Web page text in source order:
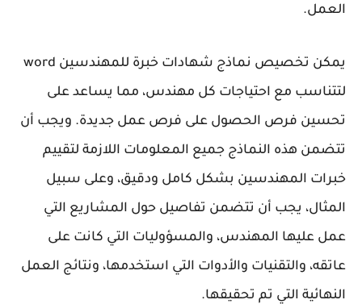
العمل.
يمكن تخصيص نماذج شهادات خبرة للمهندسين word
لتتناسب مع احتياجات كل مهندس، مما يساعد على
تحسين فرص الحصول على فرص عمل جديدة. ويجب أن
تتضمن هذه النماذج جميع المعلومات اللازمة لتقييم
خبرات المهندسين بشكل كامل ودقيق، وعلى سبيل
المثال، يجب أن تتضمن تفاصيل حول المشاريع التي
عمل عليها المهندس، والمسؤوليات التي كانت على
عاتقه، والتقنيات والأدوات التي استخدمها، ونتائج العمل
النهائية التي تم تحقيقها.